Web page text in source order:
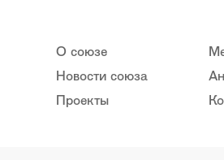
О союзе
Новости союза
Проекты